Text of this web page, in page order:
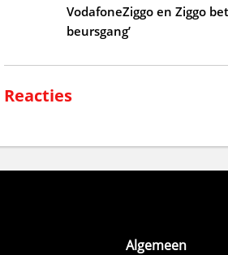
VodafoneZiggo en Ziggo
beursgang’
Reacties
Algemeen